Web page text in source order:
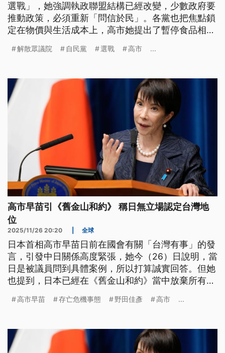
選戰」，她強調執政聯盟結構已經改變，少數政府要
推動政策，必須重新「問信於民」。各黨也把焦點鎖
定在物價與生活成本上，高市她提出了暫停食品相關
正在進行一場高風險的政治豪賭。
解散眾議院 自民黨 選戰 高市 ...
高市早苗引《舊金山和約》 稱日無立場認定台灣地
位
2025/11/26 20:20 全球
日本首相高市早苗日前在國會有關「台灣有事」的發
言，引發中日關係高度緊張，她今（26）日說明，當
日是被議員問到具體案例，所以打算誠實回答。但她
也提到，日本已經在《舊金山和約》當中放棄所有權
野黨「立憲民主黨」的黨魁野田佳彥向媒體宣稱，他
發言。
高市早苗 存亡危機事態 野田佳彥 高市 ...